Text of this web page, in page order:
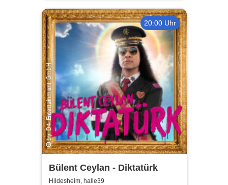
20:00 Uhr
Bülent Ceylan - Diktatürk
Hildesheim, halle39